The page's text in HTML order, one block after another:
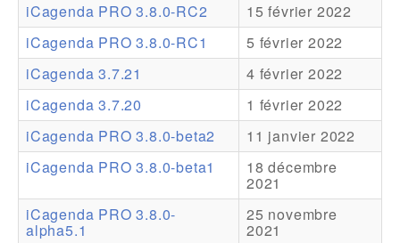
Ressources
Addons
Theme Packs
Translation Packs
Support
Forum
Support Pro
iCagenda PRO 3.8.0-RC2
15 février 2022
iCagenda PRO 3.8.0-RC1
5 février 2022
iCagenda 3.7.21
4 février 2022
iCagenda 3.7.20
1 février 2022
iCagenda PRO 3.8.0-beta2
11 janvier 2022
iCagenda PRO 3.8.0-beta1
18 décembre
2021
iCagenda PRO 3.8.0-
alpha5.1
25 novembre
2021